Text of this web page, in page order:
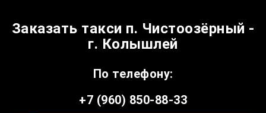
Заказать такси п. Чистоозёрный -
г. Колышлей
По телефону:
+7 (960) 850-88-33